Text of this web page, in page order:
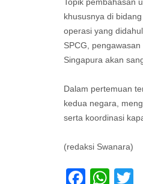
khususnya di
operasi yang
SPCG,
Singapura akan
Dalam pertemuan
kedua negara,
serta koordinasi
(redaksi Swanara)